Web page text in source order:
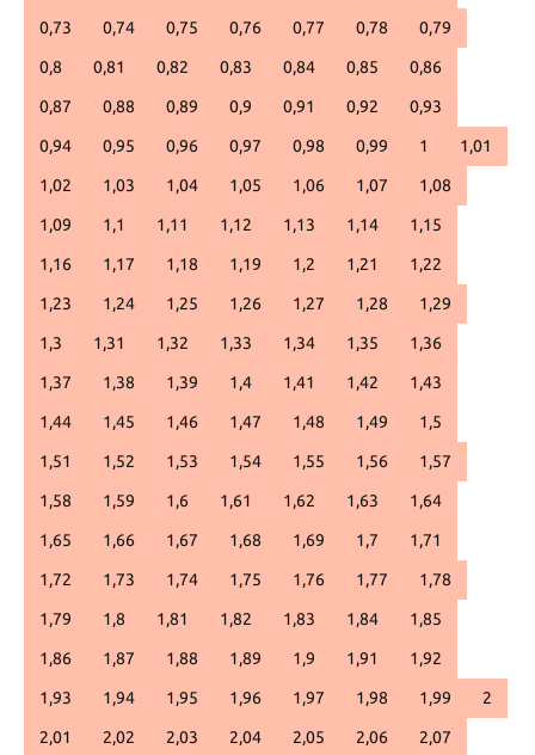
0,73 0,74 0,75 0,76 0,77 0,78 0,79
0,8 0,81 0,82 0,83 0,84 0,85 0,86
0,87 0,88 0,89 0,9 0,91 0,92 0,93
0,94 0,95 0,96 0,97 0,98 0,99 1 1,01
1,02 1,03 1,04 1,05 1,06 1,07 1,08
1,09 1,1 1,11 1,12 1,13 1,14 1,15
1,16 1,17 1,18 1,19 1,2 1,21 1,22
1,23 1,24 1,25 1,26 1,27 1,28 1,29
1,3 1,31 1,32 1,33 1,34 1,35 1,36
1,37 1,38 1,39 1,4 1,41 1,42 1,43
1,44 1,45 1,46 1,47 1,48 1,49 1,5
1,51 1,52 1,53 1,54 1,55 1,56 1,57
1,58 1,59 1,6 1,61 1,62 1,63 1,64
1,65 1,66 1,67 1,68 1,69 1,7 1,71
1,72 1,73 1,74 1,75 1,76 1,77 1,78
1,79 1,8 1,81 1,82 1,83 1,84 1,85
1,86 1,87 1,88 1,89 1,9 1,91 1,92
1,93 1,94 1,95 1,96 1,97 1,98 1,99 2
2,01 2,02 2,03 2,04 2,05 2,06 2,07